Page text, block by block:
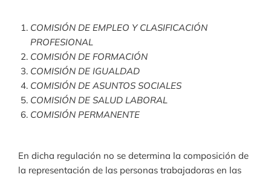
COMISIÓN DE EMPLEO Y CLASIFICACIÓN
PROFESIONAL
COMISIÓN DE FORMACIÓN
COMISIÓN DE IGUALDAD
COMISIÓN DE ASUNTOS SOCIALES
COMISIÓN DE SALUD LABORAL
COMISIÓN PERMANENTE
En dicha regulación no se determina la composición de
la representación de las personas trabajadoras en las